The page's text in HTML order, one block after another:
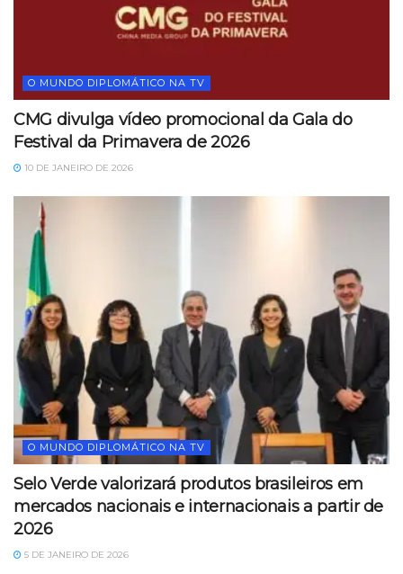
O MUNDO DIPLOMÁTICO NA TV
CMG divulga vídeo promocional da Gala do
Festival da Primavera de 2026
10 DE JANEIRO DE 2026
O MUNDO DIPLOMÁTICO NA TV
Selo Verde valorizará produtos brasileiros em
mercados nacionais e internacionais a partir de
2026
5 DE JANEIRO DE 2026